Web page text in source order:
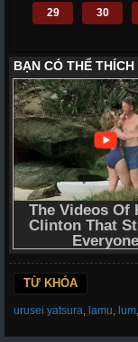
29 30
TỪ KHÓA
urusei yatsura lamu lum